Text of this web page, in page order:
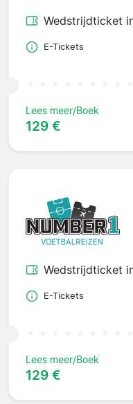
Wedstrijdticket
E-Tickets
Lees meer/Boek
129 €
Wedstrijdticket
E-Tickets
Lees meer/Boek
129 €